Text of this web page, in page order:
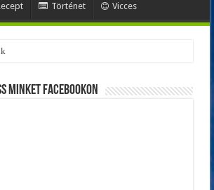
Történet Vicces
minket Facebookon